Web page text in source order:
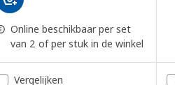
Online beschikbaar per set
van 2 of per stuk in de winkel
Vergelijken